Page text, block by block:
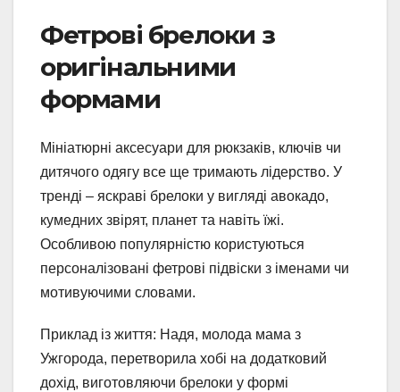
Фетрові брелоки з
оригінальними
формами
Мініатюрні аксесуари для рюкзаків, ключів чи
дитячого одягу все ще тримають лідерство. У
тренді – яскраві брелоки у вигляді авокадо,
кумедних звірят, планет та навіть їжі.
Особливою популярністю користуються
персоналізовані фетрові підвіски з іменами чи
мотивуючими словами.
Приклад із життя: Надя, молода мама з
Ужгорода, перетворила хобі на додатковий
дохід, виготовляючи брелоки у формі